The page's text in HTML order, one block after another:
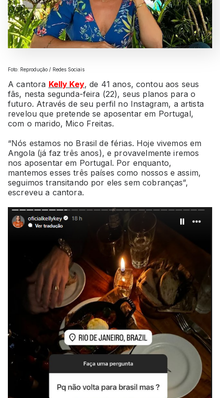
Foto: Reprodução / Redes Sociais
A cantora Kelly Key, de 41 anos, contou aos seus
fãs, nesta segunda-feira (22), seus planos para o
futuro. Através de seu perfil no Instagram, a artista
revelou que pretende se aposentar em Portugal,
com o marido, Mico Freitas.
“Nós estamos no Brasil de férias. Hoje vivemos em
Angola (já faz três anos), e provavelmente iremos
nos aposentar em Portugal. Por enquanto,
mantemos esses três países como nossos e assim,
seguimos transitando por eles sem cobranças”,
escreveu a cantora.